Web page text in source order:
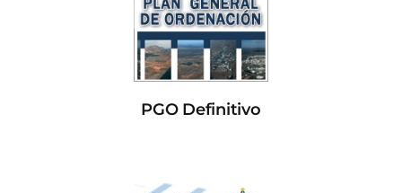
PGO Definitivo